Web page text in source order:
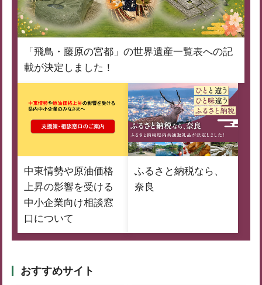
「飛鳥・藤原の宮都」の世界遺産一覧表への記
載が決定しました！
中東情勢や原油価格
上昇の影響を受ける
中小企業向け相談窓
口について
ふるさと納税なら、
奈良
おすすめサイト